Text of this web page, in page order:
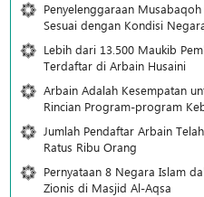
Penyelenggaraan
Sesuai dengan Kondisi
Lebih dari 13.500 Maukib
Terdaftar di Arbain Husaini
Arbain Adalah Kesempatan
Rincian Program-program
Jumlah Pendaftar Arbain
Ratus Ribu Orang
Pernyataan 8 Negara Islam
Zionis di Masjid Al-Aqsa